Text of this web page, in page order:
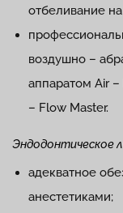
отбеливание
воздушно –
аппаратом Air
– Flow Master.
Эндодонтическое
адекватное
анестетиками;